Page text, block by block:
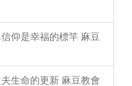
仰是幸福的標竿 麻豆
生命的更新 麻豆教會